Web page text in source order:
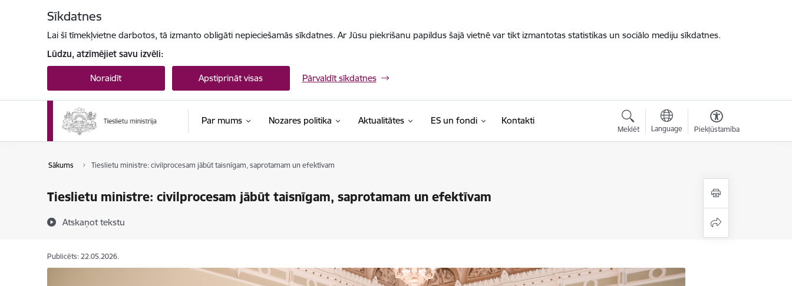
Sīkdatnes
Lai šī tīmekļvietne darbotos, tā izmanto obligāti nepieciešamās sīkdatnes. Ar Jūsu piekrišanu papildus šajā vietnē var tikt izmantotas statistikas un sociālo mediju sīkdatnes.
Lūdzu, atzīmējiet savu izvēli:
Noraidīt Apstiprināt visas Pārvaldīt sīkdatnes
Par mums Nozares politika Aktualitātes ES un fondi Kontakti
Meklēt Language Piekļūstamība
Sākums Tieslietu ministre: civilprocesam jābūt taisnīgam, saprotamam un efektīvam
Tieslietu ministre: civilprocesam jābūt taisnīgam, saprotamam un efektīvam
Atskaņot tekstu
Publicēts: 22.05.2026.